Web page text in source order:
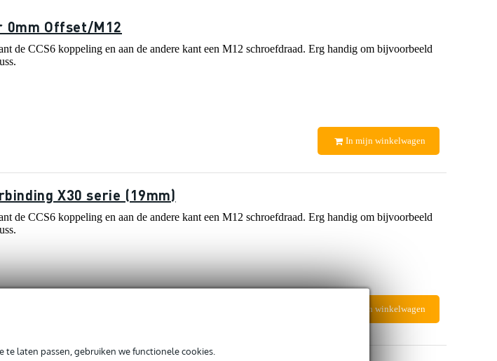
laten passen, gebruiken we functionele cookies.
0mm Offset/M12
de CCS6 koppeling en aan de andere kant een M12 schroefdraad. Erg handig om bijvoorbeeld
In mijn winkelwagen
X30 serie (19mm)
de CCS6 koppeling en aan de andere kant een M12 schroefdraad. Erg handig om bijvoorbeeld
In mijn winkelwagen